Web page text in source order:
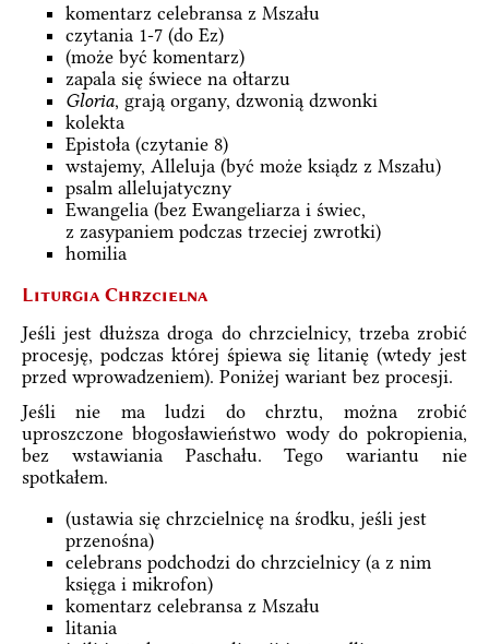
komentarz celebransa z Mszału
czytania 1-7 (do Ez)
(może być komentarz)
zapala się świece na ołtarzu
Gloria, grają organy, dzwonią dzwonki
kolekta
Epistoła (czytanie 8)
wstajemy, Alleluja (być może ksiądz z Mszału)
psalm allelujatyczny
Ewangelia (bez Ewangeliarza i świec,
z zasypaniem podczas trzeciej zwrotki)
homilia
Liturgia Chrzcielna
Jeśli jest dłuższa droga do chrzcielnicy, trzeba zrobić
procesję, podczas której śpiewa się litanię (wtedy jest
przed wprowadzeniem). Poniżej wariant bez procesji.
Jeśli nie ma ludzi do chrztu, można zrobić
uproszczone błogosławieństwo wody do pokropienia,
bez wstawiania Paschału. Tego wariantu nie
spotkałem.
(ustawia się chrzcielnicę na środku, jeśli jest
przenośna)
celebrans podchodzi do chrzcielnicy (a z nim
księga i mikrofon)
komentarz celebransa z Mszału
litania